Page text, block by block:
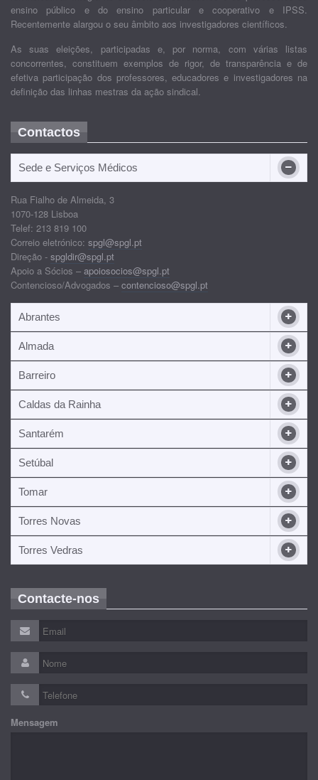
ensino público e do ensino particular e cooperativo e IPSS.
Recentemente alargou o seu âmbito aos investigadores científicos.
As suas eleições, participadas e, por norma, com várias listas
concorrentes, constituem exemplos de rigor, de transparência e de
efetiva participação dos professores, educadores e investigadores na
definição das linhas mestras da ação sindical.
Contactos
Sede e Serviços Médicos
Rua Fialho de Almeida, 3
1070-128 Lisboa
Telef: 213 819 100
Correio eletrónico: spgl@spgl.pt
Direção - spgldir@spgl.pt
Apoio a Sócios – apoiosocios@spgl.pt
Contencioso/Advogados – contencioso@spgl.pt
Abrantes
Almada
Barreiro
Caldas da Rainha
Santarém
Setúbal
Tomar
Torres Novas
Torres Vedras
Contacte-nos
Mensagem